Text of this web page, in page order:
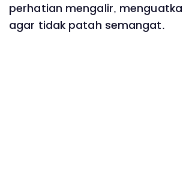
perhatian mengalir,
agar tidak patah semangat.